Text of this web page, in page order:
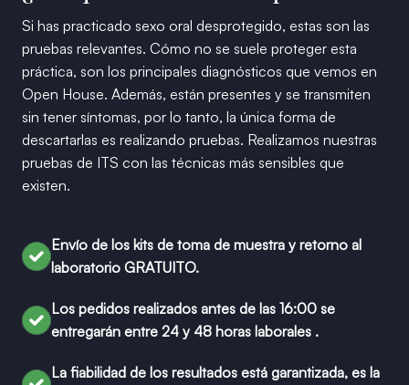
Si has practicado sexo oral desprotegido, estas son las
pruebas relevantes. Cómo no se suele proteger esta
práctica, son los principales diagnósticos que vemos en
Open House. Además, están presentes y se transmiten
sin tener síntomas, por lo tanto, la única forma de
descartarlas es realizando pruebas. Realizamos nuestras
pruebas de ITS con las técnicas más sensibles que
existen.
Envío de los kits de toma de muestra y retorno al
laboratorio GRATUITO.
Los pedidos realizados antes de las 16:00 se
entregarán entre 24 y 48 horas laborales .
La fiabilidad de los resultados está garantizada, es la